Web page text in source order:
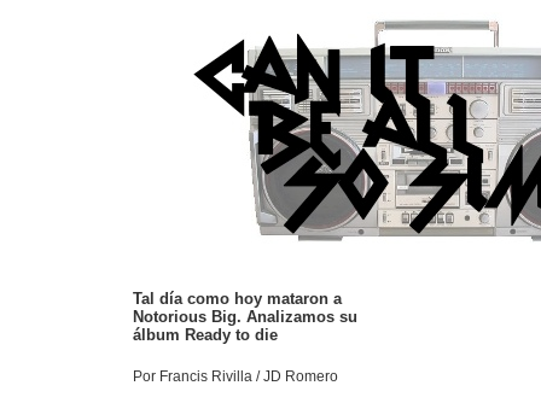
Tal día como hoy mataron a
Notorious Big. Analizamos su
álbum Ready to die
Por Francis Rivilla / JD Romero